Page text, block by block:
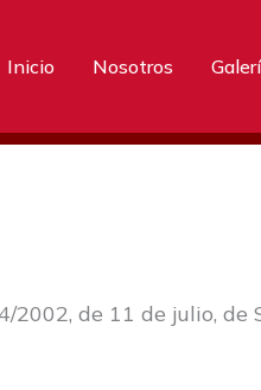
Inicio Nosotros
de 11 de julio,